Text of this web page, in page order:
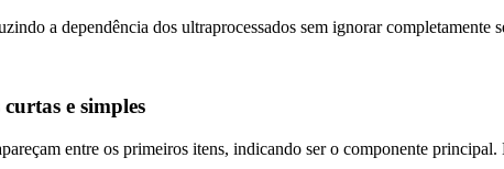
a dependência dos ultraprocessados sem ignorar completamente
e simples
entre os primeiros itens, indicando ser o componente